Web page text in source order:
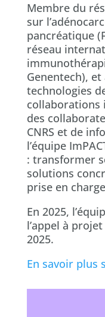
Membre du
sur
pancréatique
réseau
Genentech),
technologies
collaborations
des
CNRS et de
l’équipe
: transformer
solutions
prise en
En 2025,
l’appel à
2025.
En savoir plus